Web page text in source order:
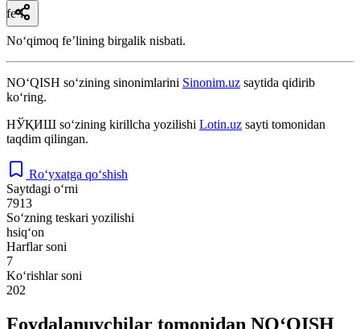
fe’l
Noʻqimoq feʼlining birgalik nisbati.
NO‘QISH so‘zining sinonimlarini Sinonim.uz saytida qidirib
ko‘ring.
НЎҚИШ so‘zining kirillcha yozilishi Lotin.uz sayti tomonidan
taqdim qilingan.
Ro‘yxatga qo‘shish
Saytdagi o‘rni
7913
So‘zning teskari yozilishi
hsiq‘on
Harflar soni
7
Ko‘rishlar soni
202
Foydalanuvchilar tomonidan NO‘QISH